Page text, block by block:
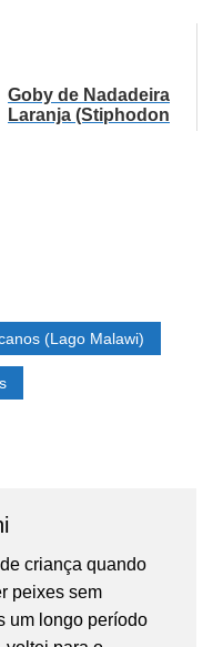
Goby de Nadadeira
Laranja (Stiphodon
(Lago Malawi)
criança quando
peixes sem
um longo período